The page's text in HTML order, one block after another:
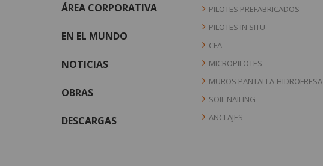
ÁREA CORPORATIVA
EN EL MUNDO
NOTICIAS
OBRAS
DESCARGAS
PILOTES PREFABRICADOS
PILOTES IN SITU
CFA
MICROPILOTES
MUROS PANTALLA-HIDROFRESA
SOIL NAILING
ANCLAJES